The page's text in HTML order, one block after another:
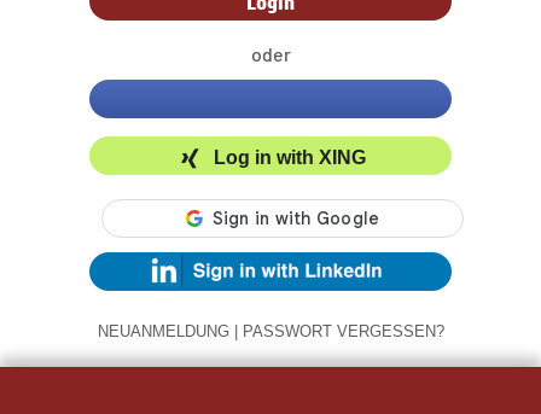
oder
Log in with XING
NEUANMELDUNG | PASSWORT VERGESSEN?